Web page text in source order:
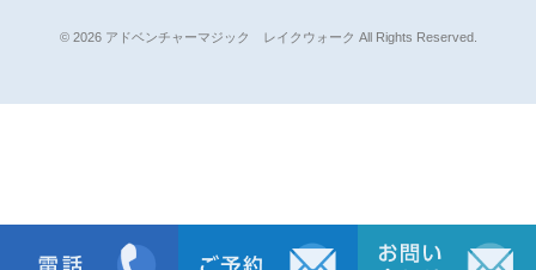
© 2026 アドベンチャーマジック レイクウォーク All Rights Reserved.